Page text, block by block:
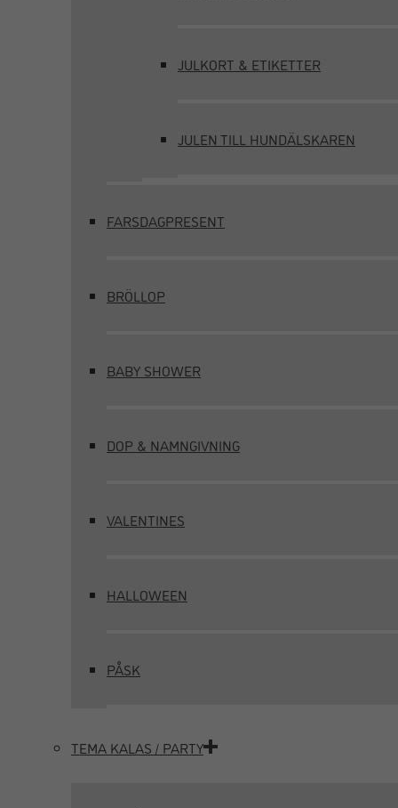
JULKORT & ETIKETTER
JULEN TILL HUNDÄLSKAREN
FARSDAGPRESENT
BRÖLLOP
BABY SHOWER
DOP & NAMNGIVNING
VALENTINES
HALLOWEEN
PÅSK
TEMA KALAS / PARTY